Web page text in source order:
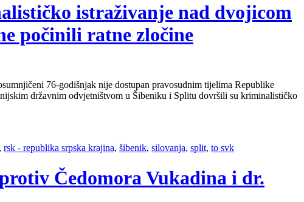
istraživanje nad dvojicom
počinili ratne zločine
76-godišnjak nije dostupan pravosudnim tijelima Republike
državnim odvjetništvom u Šibeniku i Splitu dovršili su kriminalističko
, rsk - republika srpska krajina, šibenik, silovanja, split, to svk
Čedomora Vukadina i dr.